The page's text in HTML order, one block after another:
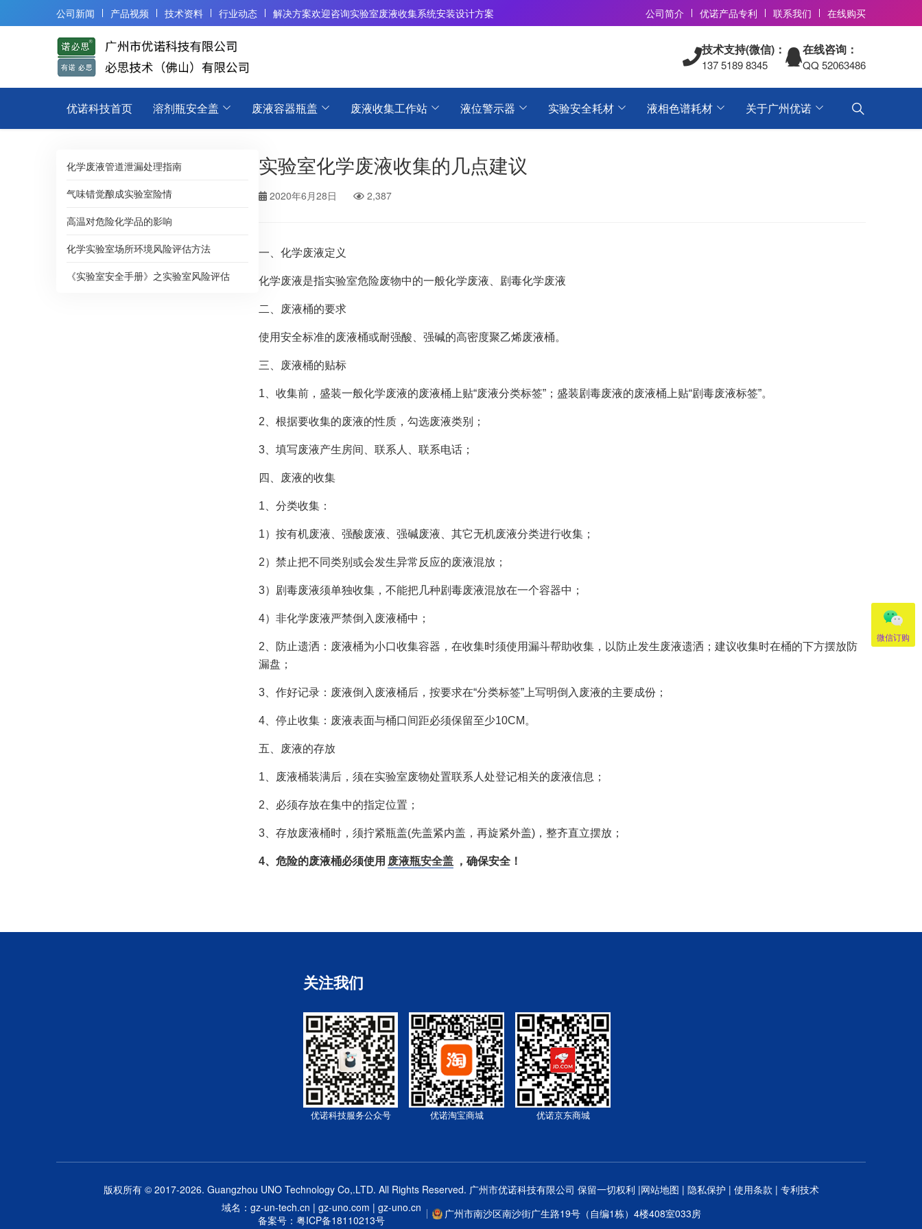
公司新闻 产品视频 技术资料 行业动态 解决方案欢迎咨询实验室废液收集系统安装设计方案 公司简介 优诺产品专利 联系我们 在线购买
技术支持(微信)：
137 5189 8345
在线咨询：
QQ 52063486
优诺科技首页 溶剂瓶安全盖 废液容器瓶盖 废液收集工作站 液位警示器 实验安全耗材 液相色谱耗材 关于广州优诺
化学废液管道泄漏处理指南
气味错觉酿成实验室险情
高温对危险化学品的影响
化学实验室场所环境风险评估方法
《实验室安全手册》之实验室风险评估
实验室化学废液收集的几点建议
2020年6月28日 2,387
一、化学废液定义
化学废液是指实验室危险废物中的一般化学废液、剧毒化学废液
二、废液桶的要求
使用安全标准的废液桶或耐强酸、强碱的高密度聚乙烯废液桶。
三、废液桶的贴标
1、收集前，盛装一般化学废液的废液桶上贴“废液分类标签”；盛装剧毒废液的废液桶上贴“剧毒废液标签”。
2、根据要收集的废液的性质，勾选废液类别；
3、填写废液产生房间、联系人、联系电话；
四、废液的收集
1、分类收集：
1）按有机废液、强酸废液、强碱废液、其它无机废液分类进行收集；
2）禁止把不同类别或会发生异常反应的废液混放；
3）剧毒废液须单独收集，不能把几种剧毒废液混放在一个容器中；
4）非化学废液严禁倒入废液桶中；
2、防止遗洒：废液桶为小口收集容器，在收集时须使用漏斗帮助收集，以防止发生废液遗洒；建议收集时在桶的下方摆放防
漏盘；
3、作好记录：废液倒入废液桶后，按要求在“分类标签”上写明倒入废液的主要成份；
4、停止收集：废液表面与桶口间距必须保留至少10CM。
五、废液的存放
1、废液桶装满后，须在实验室废物处置联系人处登记相关的废液信息；
2、必须存放在集中的指定位置；
3、存放废液桶时，须拧紧瓶盖(先盖紧内盖，再旋紧外盖)，整齐直立摆放；
4、危险的废液桶必须使用 废液瓶安全盖 ，确保安全！
关注我们
优诺科技服务公众号 优诺淘宝商城 优诺京东商城
版权所有 © 2017-2026. Guangzhou UNO Technology Co,.LTD. All Rights Reserved. 广州市优诺科技有限公司 保留一切权利 |网站地图 | 隐私保护 | 使用条款 | 专利技术
域名：gz-un-tech.cn | gz-uno.com | gz-uno.cn
备案号：粤ICP备18110213号
广州市南沙区南沙街广生路19号（自编1栋）4楼408室033房
微信订购